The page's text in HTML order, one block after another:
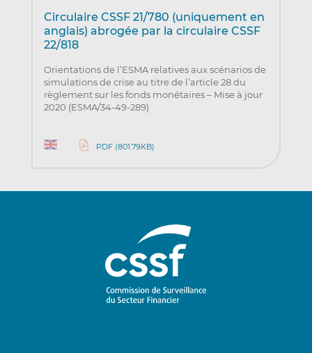
Circulaire CSSF 21/780 (uniquement en
anglais) abrogée par la circulaire CSSF
22/818
Orientations de l’ESMA relatives aux scénarios de
simulations de crise au titre de l’article 28 du
règlement sur les fonds monétaires – Mise à jour
2020 (ESMA/34-49-289)
PDF (801.79KB)